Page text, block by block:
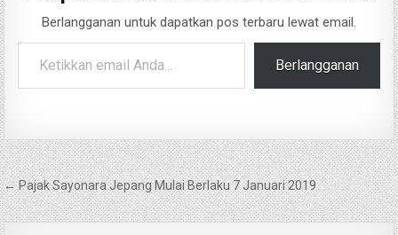
Berlangganan untuk dapatkan pos terbaru lewat email.
Ketikkan email Anda...
Berlangganan
Navigasi
pos
← Pajak Sayonara Jepang Mulai Berlaku 7 Januari 2019